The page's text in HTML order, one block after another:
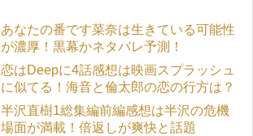
あなたの番です菜奈は生きている可能性
が濃厚！黒幕かネタバレ予測！
恋はDeepに4話感想は映画スプラッシュ
に似てる！海音と倫太郎の恋の行方は？
半沢直樹1総集編前編感想は半沢の危機
場面が満載！倍返しが爽快と話題